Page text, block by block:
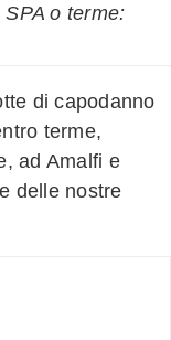
o terme:
di capodanno
terme,
ad Amalfi e
delle nostre